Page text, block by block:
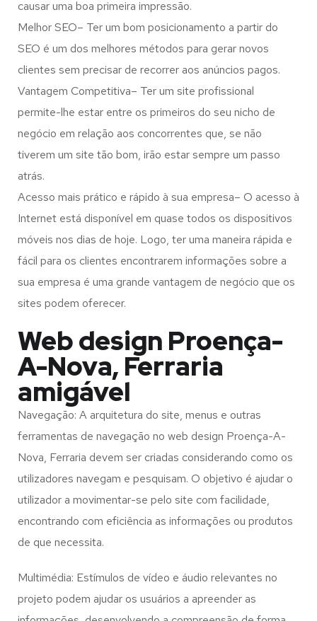
causar uma boa primeira impressão.
Melhor SEO– Ter um bom posicionamento a partir do
SEO é um dos melhores métodos para gerar novos
clientes sem precisar de recorrer aos anúncios pagos.
Vantagem Competitiva– Ter um site profissional
permite-lhe estar entre os primeiros do seu nicho de
negócio em relação aos concorrentes que, se não
tiverem um site tão bom, irão estar sempre um passo
atrás.
Acesso mais prático e rápido à sua empresa– O acesso à
Internet está disponível em quase todos os dispositivos
móveis nos dias de hoje. Logo, ter uma maneira rápida e
fácil para os clientes encontrarem informações sobre a
sua empresa é uma grande vantagem de negócio que os
sites podem oferecer.
Web design Proença-
A-Nova, Ferraria
amigável
Navegação: A arquitetura do site, menus e outras
ferramentas de navegação no web design Proença-A-
Nova, Ferraria devem ser criadas considerando como os
utilizadores navegam e pesquisam. O objetivo é ajudar o
utilizador a movimentar-se pelo site com facilidade,
encontrando com eficiência as informações ou produtos
de que necessita.
Multimédia: Estímulos de vídeo e áudio relevantes no
projeto podem ajudar os usuários a apreender as